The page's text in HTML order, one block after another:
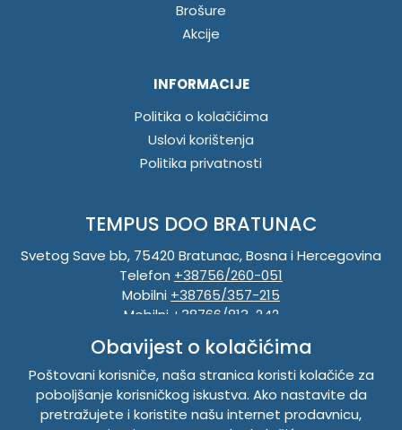
Brošure
Akcije
INFORMACIJE
Politika o kolačićima
Uslovi korištenja
Politika privatnosti
TEMPUS DOO BRATUNAC
Svetog Save bb, 75420 Bratunac, Bosna i Hercegovina
Telefon +38756/260-051
Mobilni +38765/357-215
Mobilni +38766/813-242
JIB 4405087080000
Porez 405087080000
Matični broj 59-01-0081-23
Obavijest o kolačićima
Poštovani korisniče, naša stranica koristi kolačiće za
poboljšanje korisničkog iskustva. Ako nastavite da
pretražujete i koristite našu internet prodavnicu,